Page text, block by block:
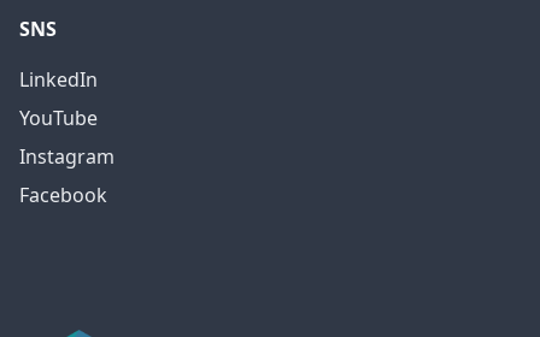
SNS
LinkedIn
YouTube
Instagram
Facebook